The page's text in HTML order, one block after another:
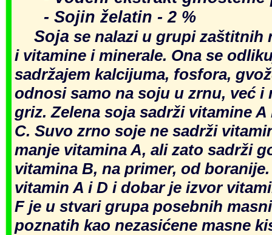
- Sojin želatin - 2 %
Soja se nalazi u grupi zaštitnih
i vitamine i minerale. Ona se odlik
sadržajem kalcijuma, fosfora,
odnosi samo na soju u zrnu, već i
griz. Zelena soja sadrži vitamine
C. Suvo zrno soje ne sadrži
manje vitamina A, ali zato sadrži
vitamina B, na primer, od
vitamin A i D i dobar je izvor
F je u stvari grupa posebnih
poznatih kao nezasićene masne